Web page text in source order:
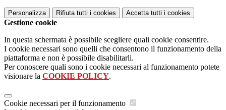
Personalizza Rifiuta tutti i cookies Accetta tutti i cookies
Gestione cookie
In questa schermata è possibile scegliere quali cookie consentire.
I cookie necessari sono quelli che consentono il funzionamento della
piattaforma e non è possibile disabilitarli.
Per conoscere quali sono i cookie necessari al funzionamento potete
visionare la COOKIE POLICY.
Cookie necessari per il funzionamento